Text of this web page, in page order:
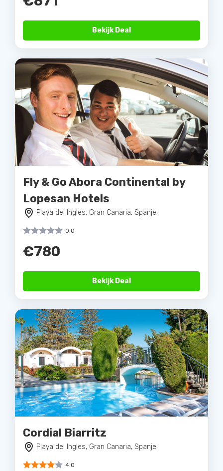
Bekijk Deal
Fly & Go Abora Continental by
Lopesan Hotels
Playa del Ingles, Gran Canaria, Spanje
0.0
€780
Bekijk Deal
Cordial Biarritz
Playa del Ingles, Gran Canaria, Spanje
4.0